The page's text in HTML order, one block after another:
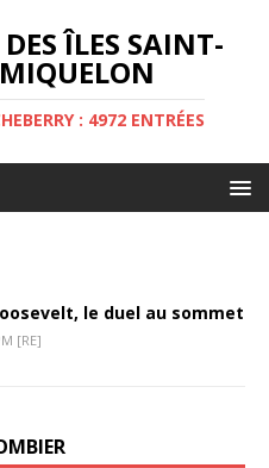
ÎLES SAINT-
: 4972 ENTRÉES
le duel au sommet
[RE]